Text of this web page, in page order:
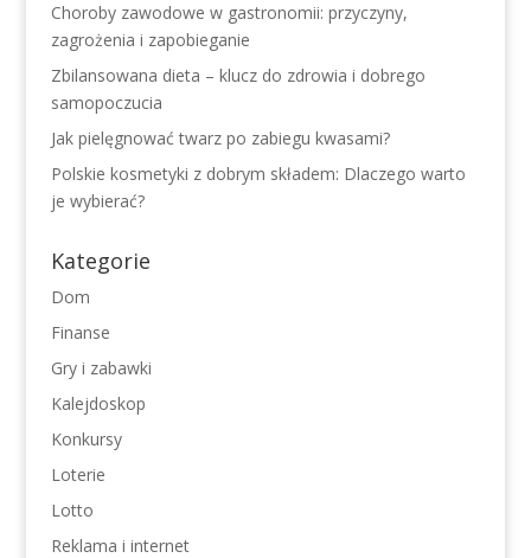
Choroby zawodowe w gastronomii: przyczyny,
zagrożenia i zapobieganie
Zbilansowana dieta – klucz do zdrowia i dobrego
samopoczucia
Jak pielęgnować twarz po zabiegu kwasami?
Polskie kosmetyki z dobrym składem: Dlaczego warto
je wybierać?
Kategorie
Dom
Finanse
Gry i zabawki
Kalejdoskop
Konkursy
Loterie
Lotto
Reklama i internet